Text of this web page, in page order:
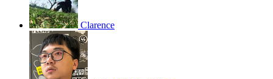
Clarence